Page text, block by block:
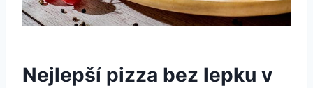
Nejlepší pizza bez lepku v